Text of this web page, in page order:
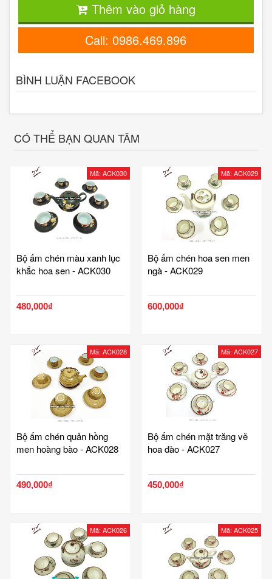
Thêm vào giỏ hàng
Call: 0986.469.896
BÌNH LUẬN FACEBOOK
CÓ THỂ BẠN QUAN TÂM
Mã: ACK030
Bộ ấm chén màu xanh lục
khắc hoa sen - ACK030
480,000₫
Mã: ACK029
Bộ ấm chén hoa sen men
ngà - ACK029
600,000₫
Mã: ACK028
Bộ ấm chén quản hồng
men hoàng bào - ACK028
490,000₫
Mã: ACK027
Bộ ấm chén mặt trăng vẽ
hoa đào - ACK027
450,000₫
Mã: ACK026 Mã: ACK025